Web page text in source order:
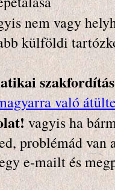
nem vagy
külföldi
való
vagyis ha
problémád van
e-mailt és